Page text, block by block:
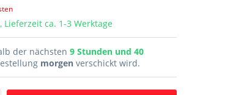
ca. 1-3 Werktage
der nächsten9 Stunden und 40
morgen verschickt wird.